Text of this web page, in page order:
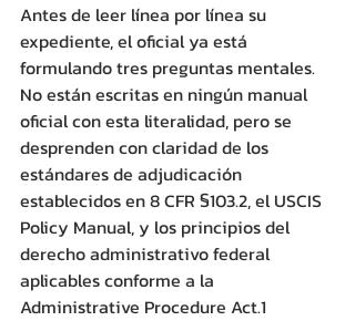
Antes de leer línea por línea su
expediente, el oficial ya está
formulando tres preguntas mentales.
No están escritas en ningún manual
oficial con esta literalidad, pero se
desprenden con claridad de los
estándares de adjudicación
establecidos en 8 CFR §103.2, el USCIS
Policy Manual, y los principios del
derecho administrativo federal
aplicables conforme a la
Administrative Procedure Act.1